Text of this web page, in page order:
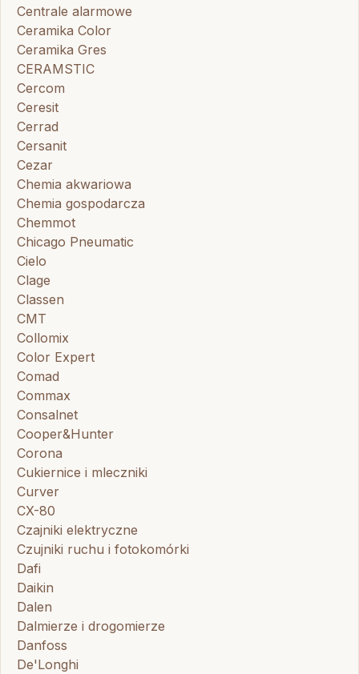
Centrale alarmowe
Ceramika Color
Ceramika Gres
CERAMSTIC
Cercom
Ceresit
Cerrad
Cersanit
Cezar
Chemia akwariowa
Chemia gospodarcza
Chemmot
Chicago Pneumatic
Cielo
Clage
Classen
CMT
Collomix
Color Expert
Comad
Commax
Consalnet
Cooper&Hunter
Corona
Cukiernice i mleczniki
Curver
CX-80
Czajniki elektryczne
Czujniki ruchu i fotokomórki
Dafi
Daikin
Dalen
Dalmierze i drogomierze
Danfoss
De'Longhi